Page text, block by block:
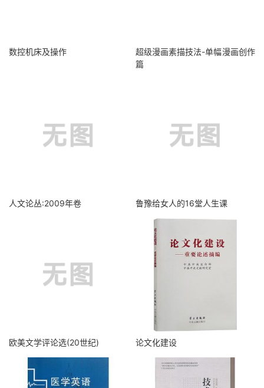
数控机床及操作
超级漫画素描技法-单幅漫画创作
篇
人文论丛:2009年卷 鲁豫给女人的16堂人生课
欧美文学评论选(20世纪) 论文化建设